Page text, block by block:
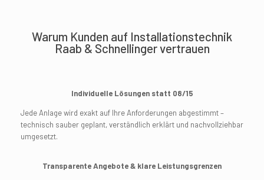
Warum Kunden auf Installationstechnik
Raab & Schnellinger vertrauen
Individuelle Lösungen statt 08/15
Jede Anlage wird exakt auf Ihre Anforderungen abgestimmt –
technisch sauber geplant, verständlich erklärt und nachvollziehbar
umgesetzt.
Transparente Angebote & klare Leistungsgrenzen